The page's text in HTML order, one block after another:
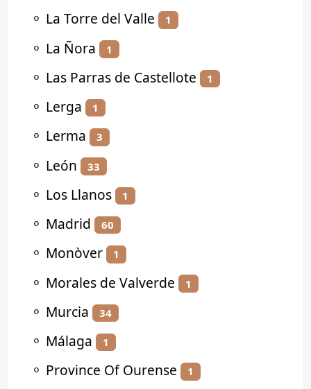
⚬ La Torre del Valle 1
⚬ La Ñora 1
⚬ Las Parras de Castellote 1
⚬ Lerga 1
⚬ Lerma 3
⚬ León 33
⚬ Los Llanos 1
⚬ Madrid 60
⚬ Monòver 1
⚬ Morales de Valverde 1
⚬ Murcia 34
⚬ Málaga 1
⚬ Province Of Ourense 1